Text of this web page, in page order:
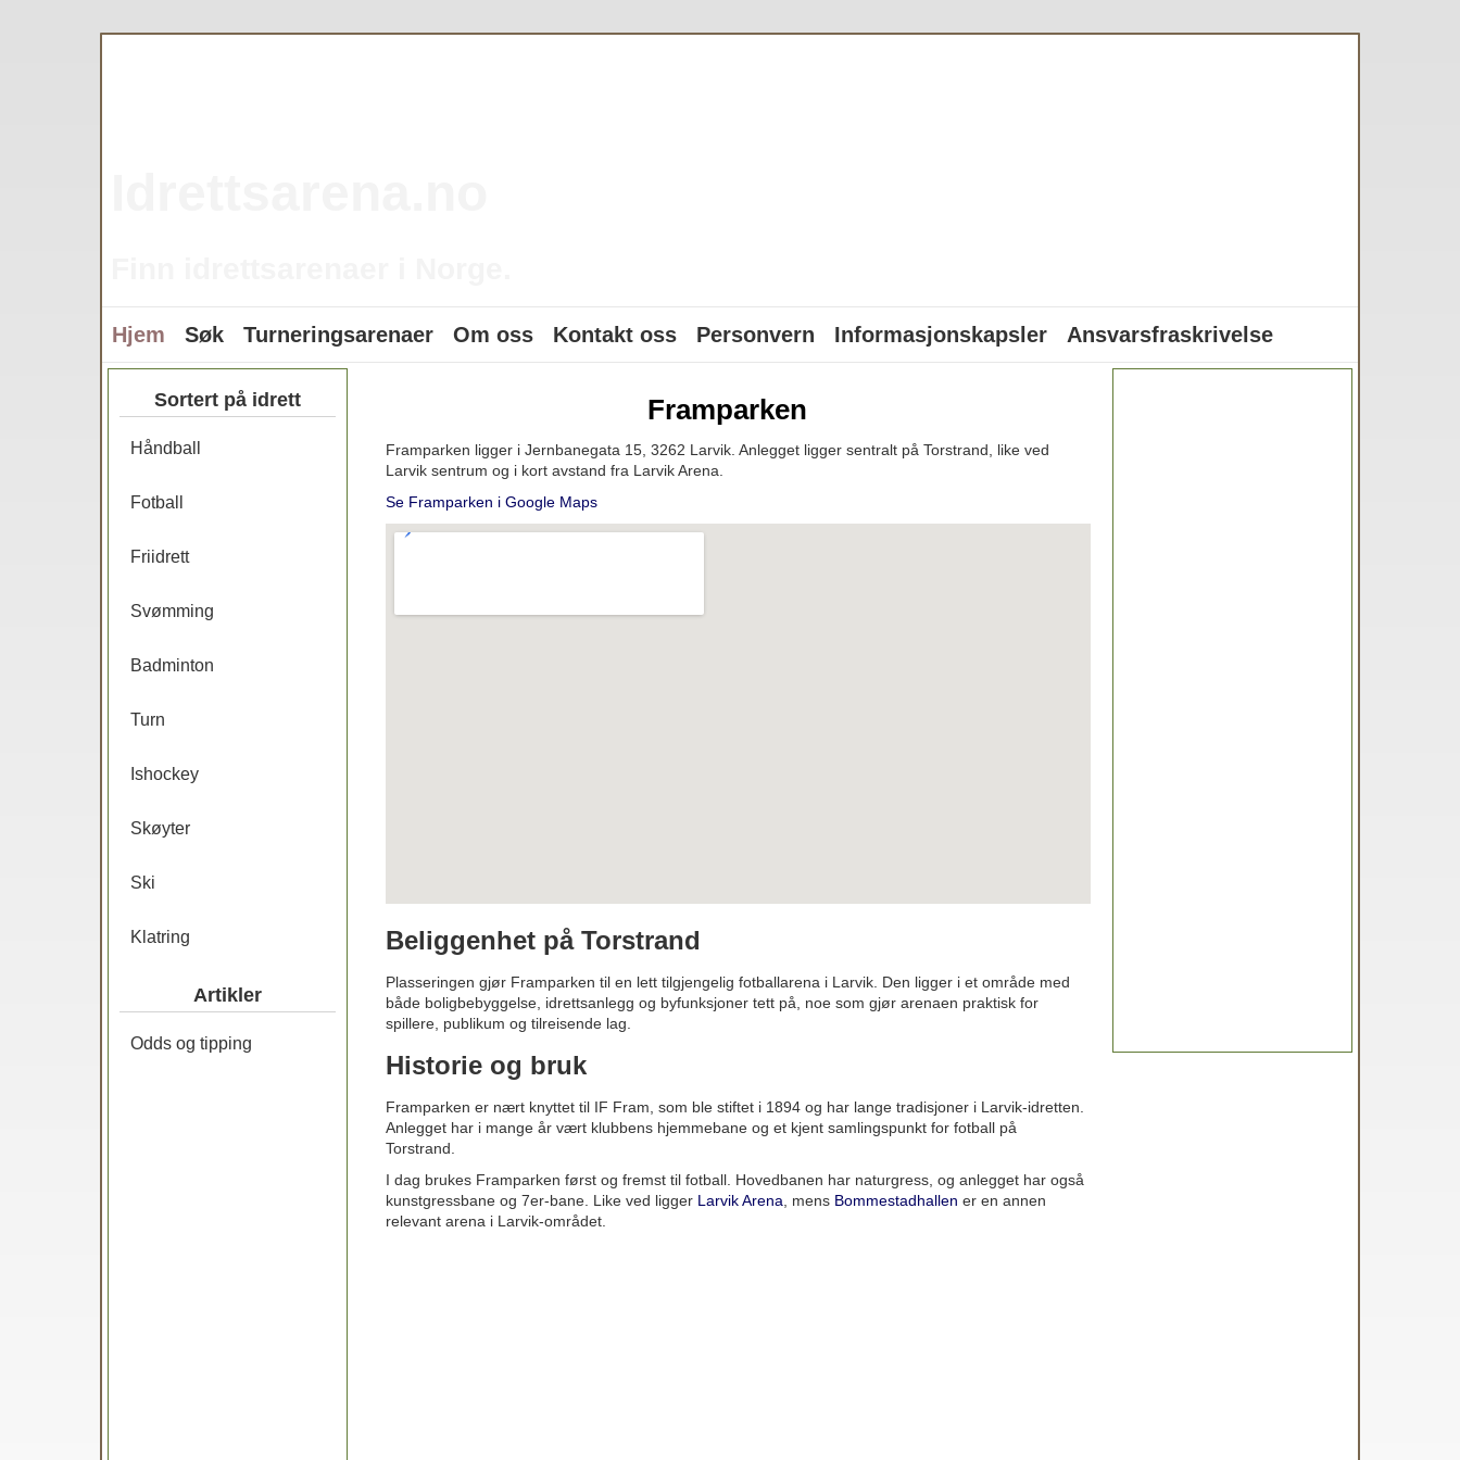
Hjem Søk Turneringsarenaer Om oss Kontakt oss Personvern Informasjonskapsler Ansvarsfraskrivelse
Sortert på idrett
Håndball
Fotball
Friidrett
Svømming
Badminton
Turn
Ishockey
Skøyter
Ski
Klatring
Artikler
Odds og tipping
Framparken
Framparken ligger i Jernbanegata 15, 3262 Larvik. Anlegget ligger sentralt på Torstrand, like ved
Larvik sentrum og i kort avstand fra Larvik Arena.
Se Framparken i Google Maps
Beliggenhet på Torstrand
Plasseringen gjør Framparken til en lett tilgjengelig fotballarena i Larvik. Den ligger i et område med
både boligbebyggelse, idrettsanlegg og byfunksjoner tett på, noe som gjør arenaen praktisk for
spillere, publikum og tilreisende lag.
Historie og bruk
Framparken er nært knyttet til IF Fram, som ble stiftet i 1894 og har lange tradisjoner i Larvik-idretten.
Anlegget har i mange år vært klubbens hjemmebane og et kjent samlingspunkt for fotball på
Torstrand.
I dag brukes Framparken først og fremst til fotball. Hovedbanen har naturgress, og anlegget har også
kunstgressbane og 7er-bane. Like ved ligger Larvik Arena , mens Bommestadhallen er en annen
relevant arena i Larvik-området.